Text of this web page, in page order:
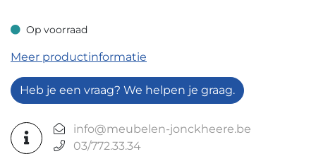
Op voorraad
Op voorraad
Meer productinformatie
Heb je een vraag? We helpen je graag.
info@meubelen-jonckheere.be
03/772.33.34